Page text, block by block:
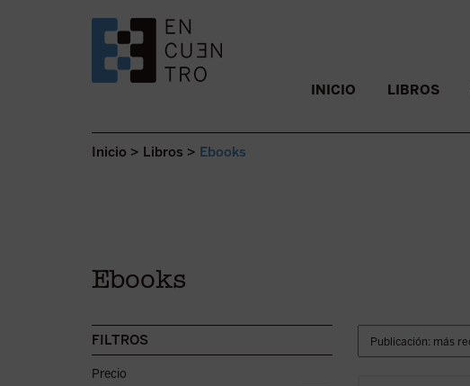
SALTAR AL CONTENIDO. INICIO LIBROS
Inicio > Libros > Ebooks
Ebooks
FILTROS
Precio